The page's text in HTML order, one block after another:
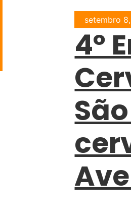
setembro
4º